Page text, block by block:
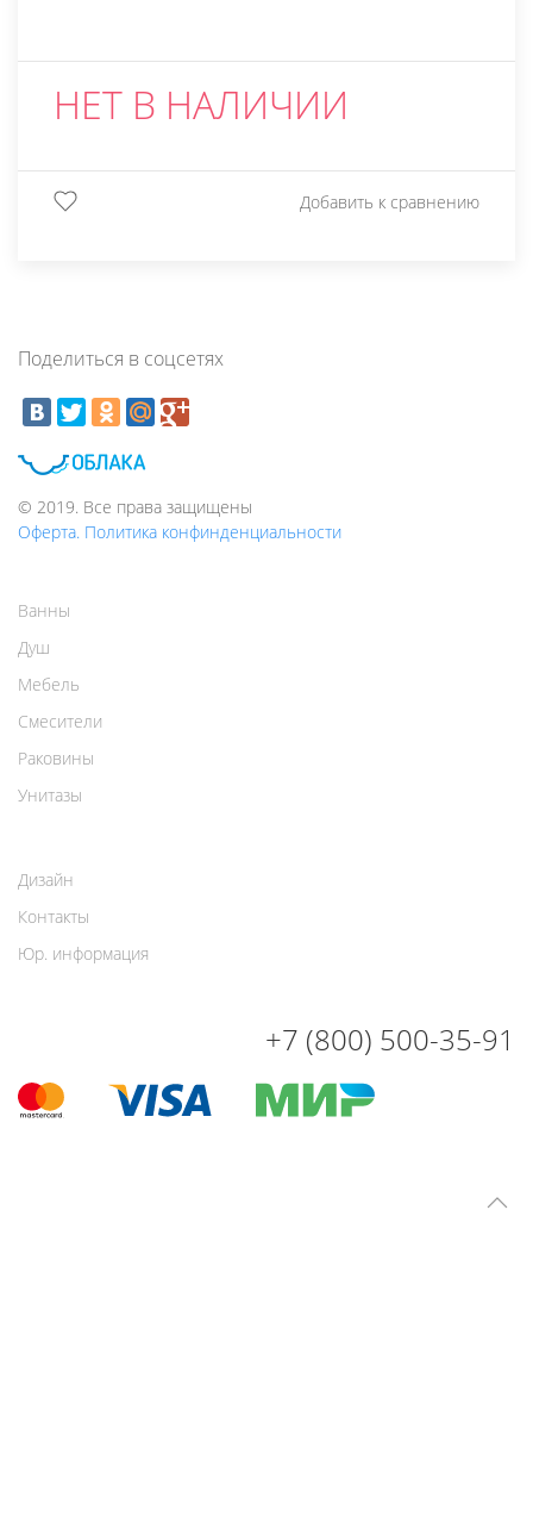
НЕТ В НАЛИЧИИ
Добавить к сравнению
Поделиться в соцсетях
© 2019. Все права защищены
Оферта. Политика конфинденциальности
Ванны
Душ
Мебель
Смесители
Раковины
Унитазы
Дизайн
Контакты
Юр. информация
+7 (800) 500-35-91